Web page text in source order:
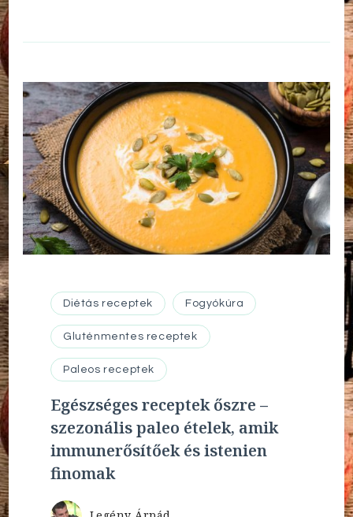
Diétás receptek Fogyókúra
Gluténmentes receptek
Paleos receptek
Egészséges receptek őszre –
szezonális paleo ételek, amik
immunerősítőek és istenien
finomak